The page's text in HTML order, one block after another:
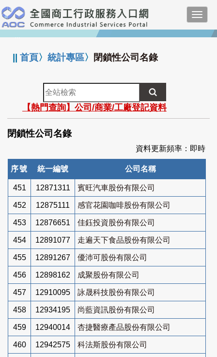
跳
到
主
要
:::
||首頁〉統計專區〉 閉鎖性公司名錄
全
站
檢
索
【熱門查詢】公司/商業/工廠登記資料
閉鎖性公司名錄
資料更新頻率：即時
序號 統一編號 公司名稱
451 12871311 賓旺汽車股份有限公司
452 12875111 感官花園咖啡股份有限公司
453 12876651 佳鈺投資股份有限公司
454 12891077 走遍天下食品股份有限公司
455 12891267 優沛可股份有限公司
456 12898162 成聚股份有限公司
457 12910095 詠晟科技股份有限公司
458 12934195 尚藍資訊股份有限公司
459 12940014 杏捷醫療產品股份有限公司
460 12942575 科法斯股份有限公司